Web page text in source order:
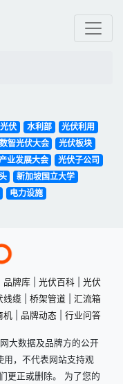
伏 水利部
光伏利用
智光伏大会
光伏板块
业发展大会
光伏子公司
新加坡国立大学
电力设施
品牌库 光伏百科
光伏
线缆 桥架管道
汇流箱
机 品牌动态 行业问答
大数据及品牌方的公开
用，不代表网站支持观
更正或删除。 为了您的